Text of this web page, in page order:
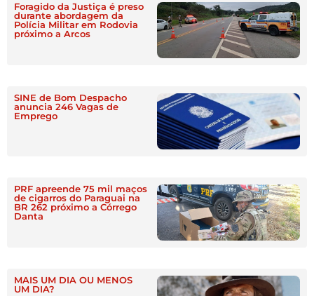
Foragido da Justiça é preso
durante abordagem da
Polícia Militar em Rodovia
próximo a Arcos
SINE de Bom Despacho
anuncia 246 Vagas de
Emprego
PRF apreende 75 mil maços
de cigarros do Paraguai na
BR 262 próximo a Córrego
Danta
MAIS UM DIA OU MENOS
UM DIA?